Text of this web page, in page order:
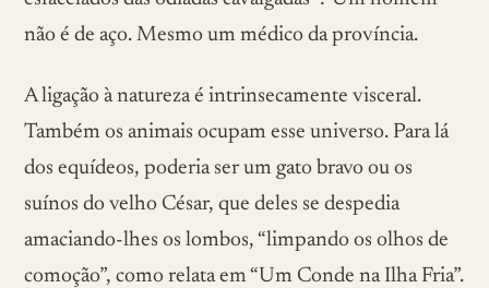
não é de aço. Mesmo um médico da província.
A ligação à natureza é intrinsecamente visceral.
Também os animais ocupam esse universo. Para lá
dos equídeos, poderia ser um gato bravo ou os
suínos do velho César, que deles se despedia
amaciando-lhes os lombos, “limpando os olhos de
comoção”, como relata em “Um Conde na Ilha Fria”.